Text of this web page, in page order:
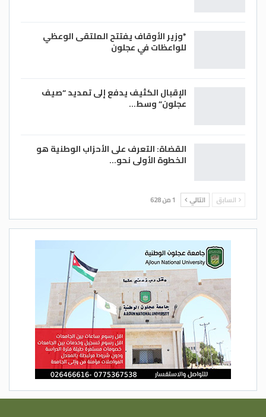
*وزير الأوقاف يفتتح الملتقى الوعظي
للواعظات في عجلون
الإقبال الكثيف يدفع إلى تمديد “صيف
عجلون” وسط…
القضاة: التعرف على الأحزاب الوطنية هو
الخطوة الأولى نحو…
السابق التالي 1 من 628